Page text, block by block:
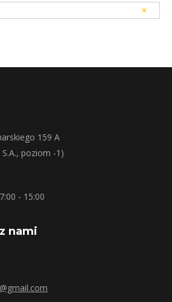
159 A
poziom -1)
- 15:00
nami